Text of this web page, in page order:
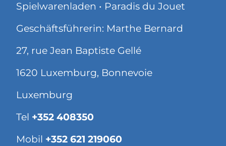
Spielwarenladen • Paradis du Jouet
Geschäftsführerin: Marthe Bernard
27, rue Jean Baptiste Gellé
1620 Luxemburg, Bonnevoie
Luxemburg
Tel +352 408350
Mobil +352 621 219060